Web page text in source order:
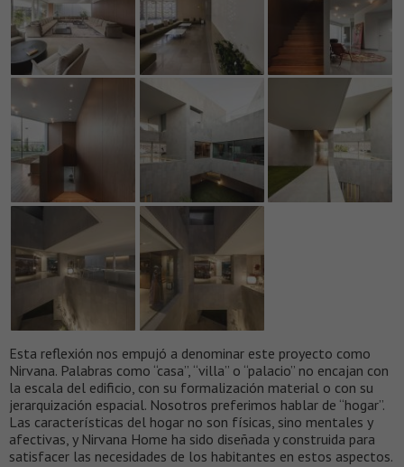
Esta reflexión nos empujó a denominar este proyecto como
Nirvana. Palabras como “casa”, “villa” o “palacio” no encajan con
la escala del edificio, con su formalización material o con su
jerarquización espacial. Nosotros preferimos hablar de “hogar”.
Las características del hogar no son físicas, sino mentales y
afectivas, y Nirvana Home ha sido diseñada y construida para
satisfacer las necesidades de los habitantes en estos aspectos.